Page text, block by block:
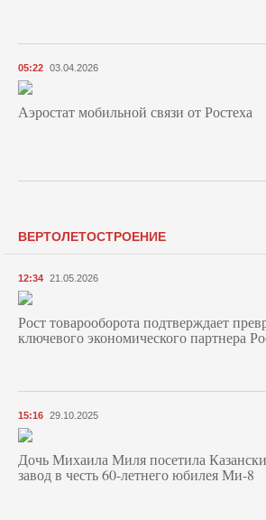
05:22 03.04.2026
Аэростат мобильной связи от Ростеха
ВЕРТОЛЕТОСТРОЕНИЕ
12:34 21.05.2026
Рост товарооборота подтверждает
ключевого экономического партнера
15:16 29.10.2025
Дочь Михаила Миля посетила
завод в честь 60-летнего юбилея Ми-8